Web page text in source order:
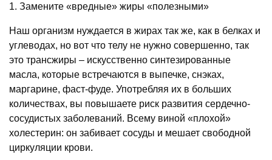
1. Замените «вредные» жиры «полезными»
Наш организм нуждается в жирах так же, как в белках и
углеводах, но вот что телу не нужно совершенно, так
это трансжиры – искусственно синтезированные
масла, которые встречаются в выпечке, снэках,
маргарине, фаст-фуде. Употребляя их в больших
количествах, вы повышаете риск развития сердечно-
сосудистых заболеваний. Всему виной «плохой»
холестерин: он забивает сосуды и мешает свободной
циркуляции крови.